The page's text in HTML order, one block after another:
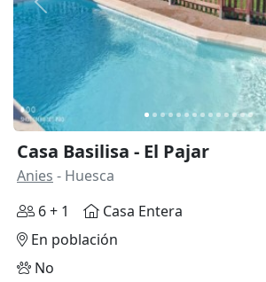
Anterior
Casa Basilisa - El Pajar
Anies - Huesca
6 + 1
Casa Entera
En población
No